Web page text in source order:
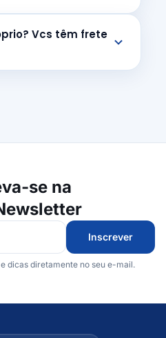
Vcs têm frete
se na
Inscrever
dicas diretamente no seu e-mail.